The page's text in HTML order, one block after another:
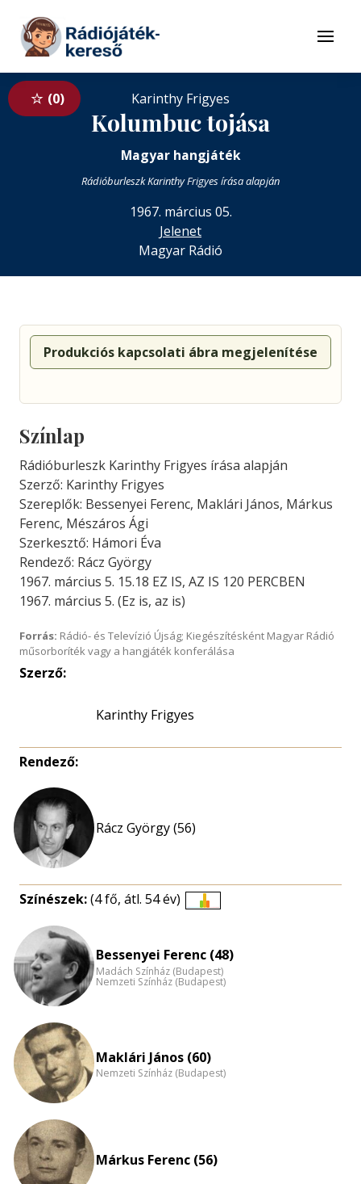
Tovább a tartalomhoz
Menü
0 Karinthy Frigyes
Kolumbuc tojása
Magyar hangjáték
Rádióburleszk Karinthy Frigyes írása alapján
1967. március 05.
Jelenet
Magyar Rádió
Produkciós kapcsolati ábra megjelenítése
Színlap
Rádióburleszk Karinthy Frigyes írása alapján
Szerző: Karinthy Frigyes
Szereplők: Bessenyei Ferenc, Maklári János, Márkus
Ferenc, Mészáros Ági
Szerkesztő: Hámori Éva
Rendező: Rácz György
1967. március 5. 15.18 EZ IS, AZ IS 120 PERCBEN
1967. március 5. (Ez is, az is)
Forrás: Rádió- és Televízió Újság; Kiegészítésként Magyar Rádió
műsorboríték vagy a hangjáték konferálása
Szerző:
Karinthy Frigyes
Rendező:
Rácz György (56)
Színészek:(4 fő, átl. 54 év)
nagyítása
Bessenyei Ferenc (48)
Madách Színház (Budapest)
Nemzeti Színház (Budapest)
Maklári János (60)
Nemzeti Színház (Budapest)
Márkus Ferenc (56)